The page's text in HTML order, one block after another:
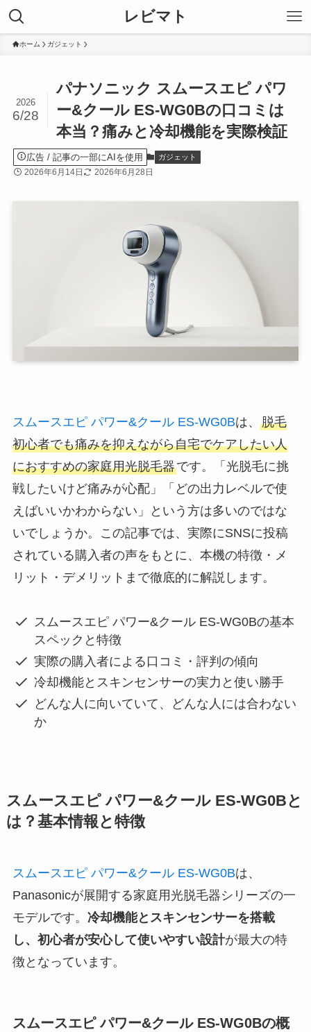
レビマト
ホーム ガジェット
パナソニック スムースエピ パワ
ー&クール ES-WG0Bの口コミは
本当？痛みと冷却機能を実際検証
2026
6/28
広告 ガジェット
2026年6月14日 2026年6月28日
スムースエピ パワー&クール ES-WG0Bは、 脱毛
初心者でも痛みを抑えながら自宅でケアしたい人
におすすめの家庭用光脱毛器です。「光脱毛に挑
戦したいけど痛みが心配」「どの出力レベルで使
えばいいかわからない」という方は多いのではな
いでしょうか。この記事では、実際にSNSに投稿
されている購入者の声をもとに、本機の特徴・メ
リット・デメリットまで徹底的に解説します。
スムースエピ パワー&クール ES-WG0Bの基本
スペックと特徴
実際の購入者による口コミ・評判の傾向
冷却機能とスキンセンサーの実力と使い勝手
どんな人に向いていて、どんな人には合わない
か
スムースエピ パワー&クール ES-WG0Bと
は？基本情報と特徴
スムースエピ パワー&クール ES-WG0Bは、
Panasonicが展開する家庭用光脱毛器シリーズの一
モデルです。 冷却機能とスキンセンサーを搭載
し、初心者が安心して使いやすい設計が最大の特
徴となっています。
スムースエピ パワー&クール ES-WG0Bの概